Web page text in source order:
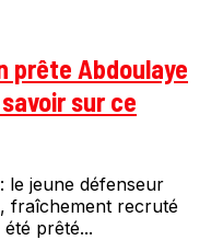
prête Abdoulaye
sur ce
le jeune défenseur
fraîchement recruté
prêté...